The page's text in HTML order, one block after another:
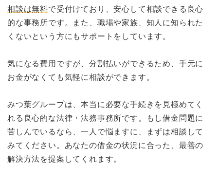
相談は無料で受付けており、安心して相談できる良心
的な事務所です。また、職場や家族、知人に知られた
くないという方にもサポートをしています。
気になる費用ですが、分割払いができるため、手元に
お金がなくても気軽に相談ができます。
みつ葉グループは、本当に必要な手続きを見極めてく
れる良心的な法律・法務事務所です。もし借金問題に
苦しんでいるなら、一人で悩ますに、まずは相談して
みてください。あなたの借金の状況に合った、最善の
解決方法を提案してくれます。